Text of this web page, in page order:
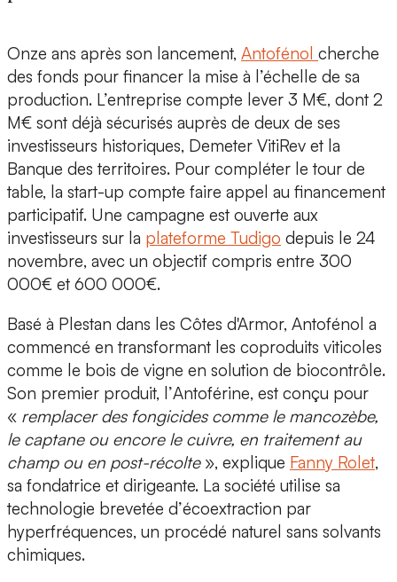
Onze ans après son lancement, Antofénol cherche
des fonds pour financer la mise à l’échelle de sa
production. L’entreprise compte lever 3 M€, dont 2
M€ sont déjà sécurisés auprès de deux de ses
investisseurs historiques, Demeter VitiRev et la
Banque des territoires. Pour compléter le tour de
table, la start-up compte faire appel au financement
participatif. Une campagne est ouverte aux
investisseurs sur la plateforme Tudigo depuis le 24
novembre, avec un objectif compris entre 300
000€ et 600 000€.
Basé à Plestan dans les Côtes d'Armor, Antofénol a
commencé en transformant les coproduits viticoles
comme le bois de vigne en solution de biocontrôle.
Son premier produit, l’Antoférine, est conçu pour
« remplacer des fongicidescomme le mancozèbe,
le captane ou encore le cuivre, en traitement au
champ ou en post-récolte», explique Fanny Rolet,
sa fondatrice et dirigeante. La société utilise sa
technologie brevetée d’écoextraction par
hyperfréquences, un procédé naturel sans solvants
chimiques.